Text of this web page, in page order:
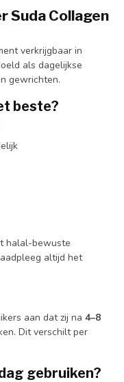
Suda Collagen
verkrijgbaar in
als dagelijkse
gewrichten.
beste?
halal-bewuste
altijd het
aan dat zij na 4–8
Dit verschilt per
gebruiken?